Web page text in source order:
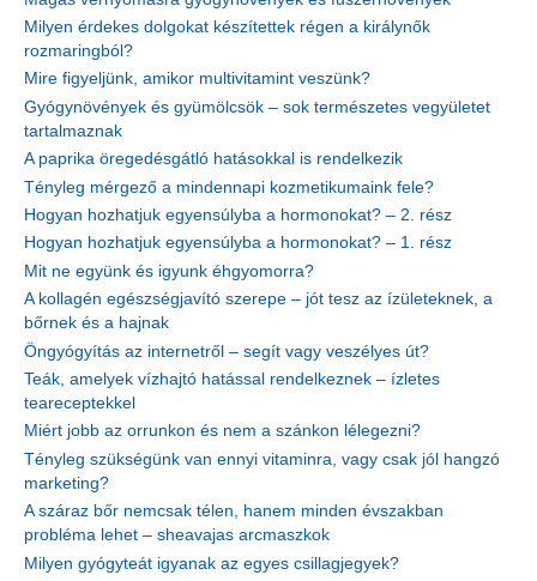
Milyen érdekes dolgokat készítettek régen a királynők
rozmaringból?
Mire figyeljünk, amikor multivitamint veszünk?
Gyógynövények és gyümölcsök – sok természetes vegyületet
tartalmaznak
A paprika öregedésgátló hatásokkal is rendelkezik
Tényleg mérgező a mindennapi kozmetikumaink fele?
Hogyan hozhatjuk egyensúlyba a hormonokat? – 2. rész
Hogyan hozhatjuk egyensúlyba a hormonokat? – 1. rész
Mit ne együnk és igyunk éhgyomorra?
A kollagén egészségjavító szerepe – jót tesz az ízületeknek, a
bőrnek és a hajnak
Öngyógyítás az internetről – segít vagy veszélyes út?
Teák, amelyek vízhajtó hatással rendelkeznek – ízletes
teareceptekkel
Miért jobb az orrunkon és nem a szánkon lélegezni?
Tényleg szükségünk van ennyi vitaminra, vagy csak jól hangzó
marketing?
A száraz bőr nemcsak télen, hanem minden évszakban
probléma lehet – sheavajas arcmaszkok
Milyen gyógyteát igyanak az egyes csillagjegyek?